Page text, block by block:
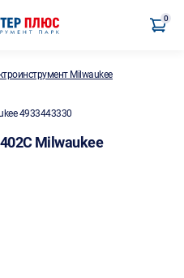
0
Milwaukee
4933443330
Milwaukee